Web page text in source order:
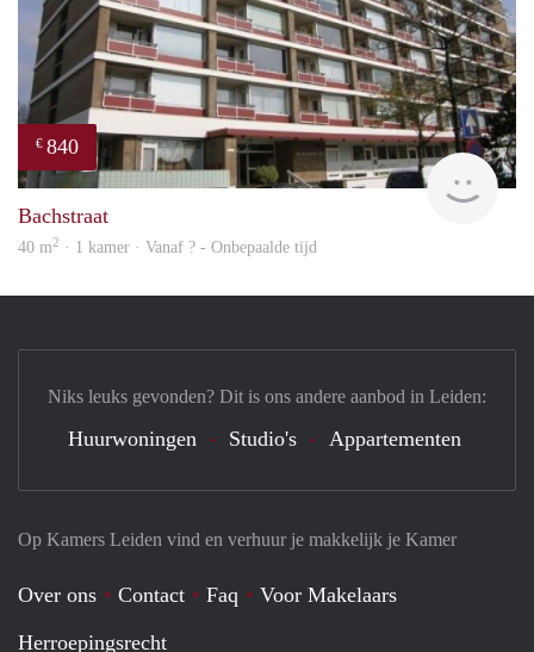
€ 840
rent
Bachstraat
40 m2 · 1 kamer · Vanaf ? - Onbepaalde tijd
Op Kamers Leiden vind en verhuur je makkelijk je Kamer
Over ons Contact Faq
Voor Makelaars
Herroepingsrecht
Niks leuks gevonden? Dit is ons andere aanbod in Leiden:
Huurwoningen Studio's Appartementen